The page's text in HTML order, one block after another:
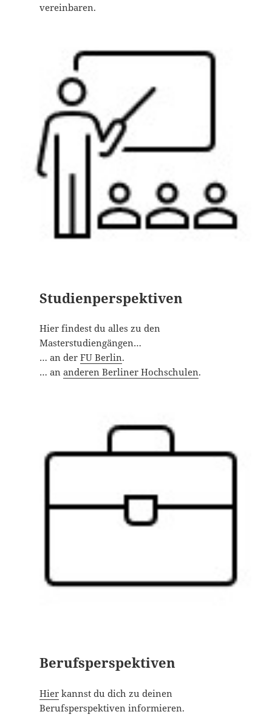
vereinbaren.
Studienperspektiven
Hier findest du alles zu den
Masterstudiengängen…
… an der FU Berlin.
… an anderen Berliner Hochschulen.
Berufsperspektiven
Hierkannst du dich zu deinen
Berufsperspektiven informieren.